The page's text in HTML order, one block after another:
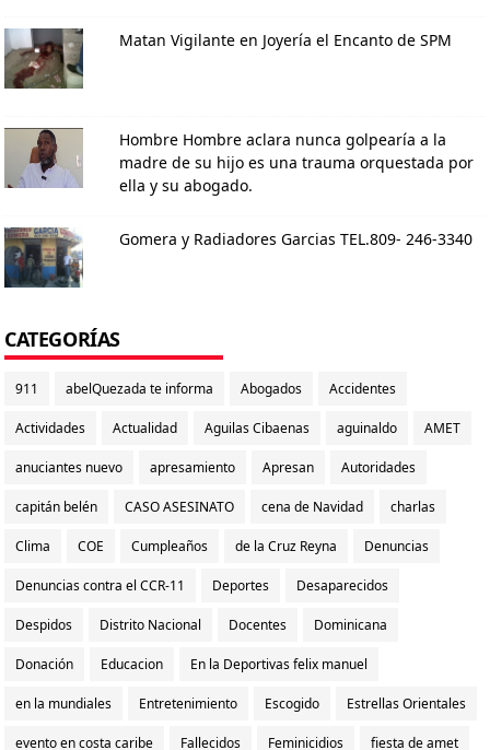
Matan Vigilante en Joyería el Encanto de SPM
Hombre Hombre aclara nunca golpearía a la
madre de su hijo es una trauma orquestada por
ella y su abogado.
Gomera y Radiadores Garcias TEL.809- 246-3340
CATEGORÍAS
911 abelQuezada te informa Abogados Accidentes
Actividades Actualidad Aguilas Cibaenas aguinaldo AMET
anuciantes nuevo apresamiento Apresan Autoridades
capitán belén CASO ASESINATO cena de Navidad charlas
Clima COE Cumpleaños de la Cruz Reyna Denuncias
Denuncias contra el CCR-11 Deportes Desaparecidos
Despidos Distrito Nacional Docentes Dominicana
Donación Educacion En la Deportivas felix manuel
en la mundiales Entretenimiento Escogido Estrellas Orientales
evento en costa caribe Fallecidos Feminicidios fiesta de amet